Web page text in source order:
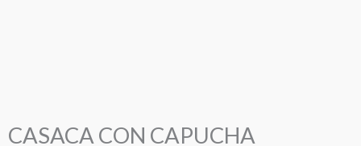
CASACA CON CAPUCHA